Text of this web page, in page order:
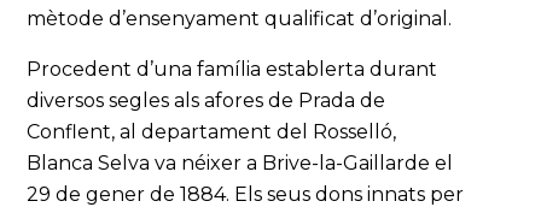
mètode d’ensenyament qualificat d’original.
Procedent d’una família establerta durant
diversos segles als afores de Prada de
Conflent, al departament del Rosselló,
Blanca Selva va néixer a Brive-la-Gaillarde el
29 de gener de 1884. Els seus dons innats per